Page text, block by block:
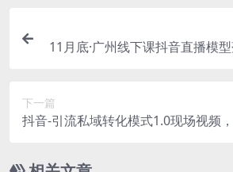
11月底·广州线下课抖音直播模
下一篇
抖音-引流私域转化模式1.0现场视频